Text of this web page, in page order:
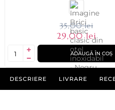
35,00 lei
29,00 lei
ADAUGĂ ÎN COȘ
DESCRIERE LIVRARE